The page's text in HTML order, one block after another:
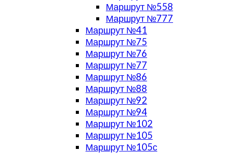
Маршрут №558
Маршрут №777
Маршрут №41
Маршрут №75
Маршрут №76
Маршрут №77
Маршрут №86
Маршрут №88
Маршрут №92
Маршрут №94
Маршрут №102
Маршрут №105
Маршрут №105с